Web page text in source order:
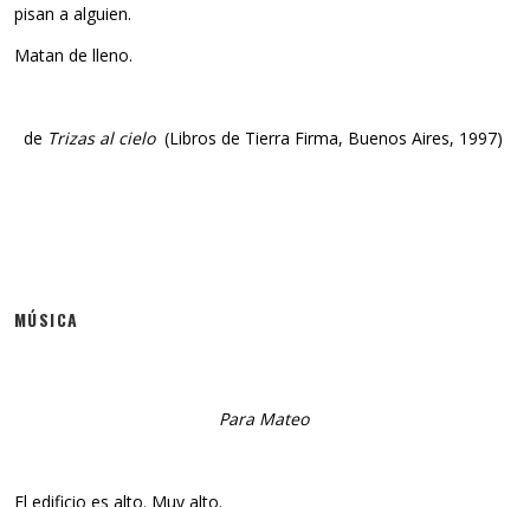
pisan a alguien.
Matan de lleno.
de Trizas al cielo(Libros de Tierra Firma, Buenos Aires, 1997)
MÚSICA
Para Mateo
El edificio es alto. Muy alto.